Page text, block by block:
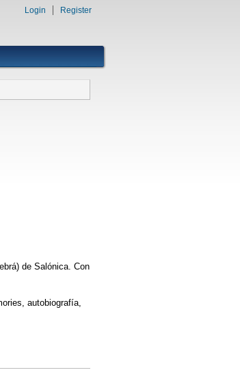
Login Register
de Salónica. Con
autobiografía,